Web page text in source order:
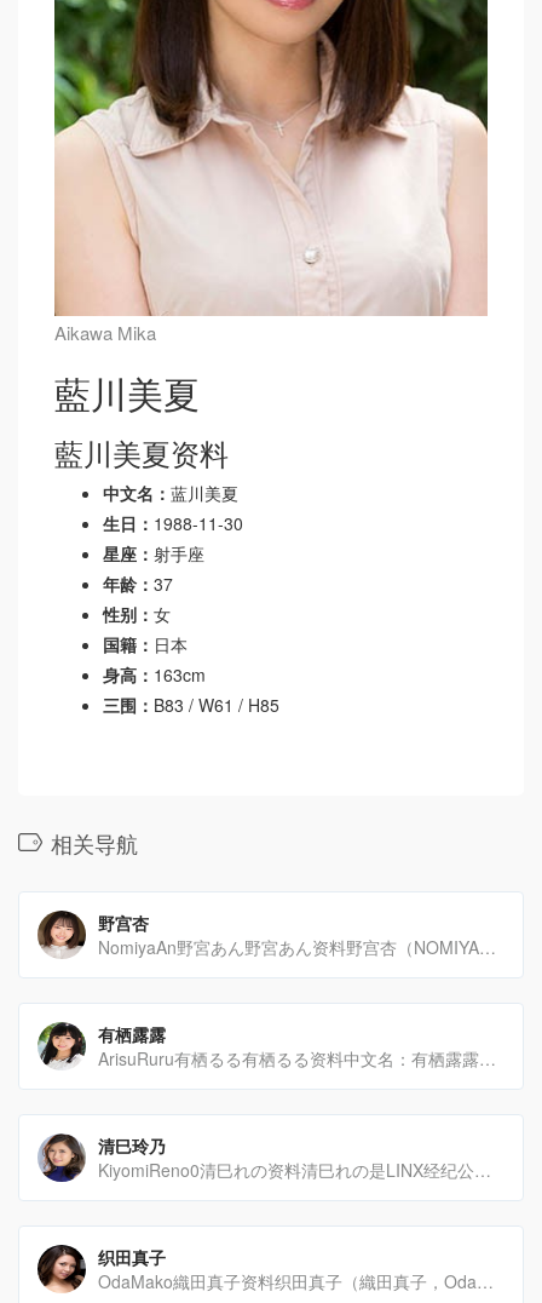
Aikawa Mika
藍川美夏
藍川美夏资料
中文名： 蓝川美夏
生日： 1988-11-30
星座： 射手座
年龄： 37
性别： 女
国籍： 日本
身高： 163cm
三围： B83 / W61 / H85
相关导航
野宫杏
NomiyaAn野宮あん野宮あん资料野宫杏（NOMIYAAN）是一位日本AV女优，预计于2024年1[…]
有栖露露
ArisuRuru有栖るる有栖るる资料中文名：有栖露露生日：1998-11-30星座：射手座年龄[…]
清巳玲乃
KiyomiReno0清巳れの资料清巳れの是LINX经纪公司旗下的Madonna专属女优。她以独特的魅力[…]
织田真子
OdaMako織田真子资料织田真子（織田真子，OdaMako）是一位备受瞩目的日本女优，她于1983年[…]